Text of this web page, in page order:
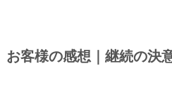
お客様の感想｜継続の決